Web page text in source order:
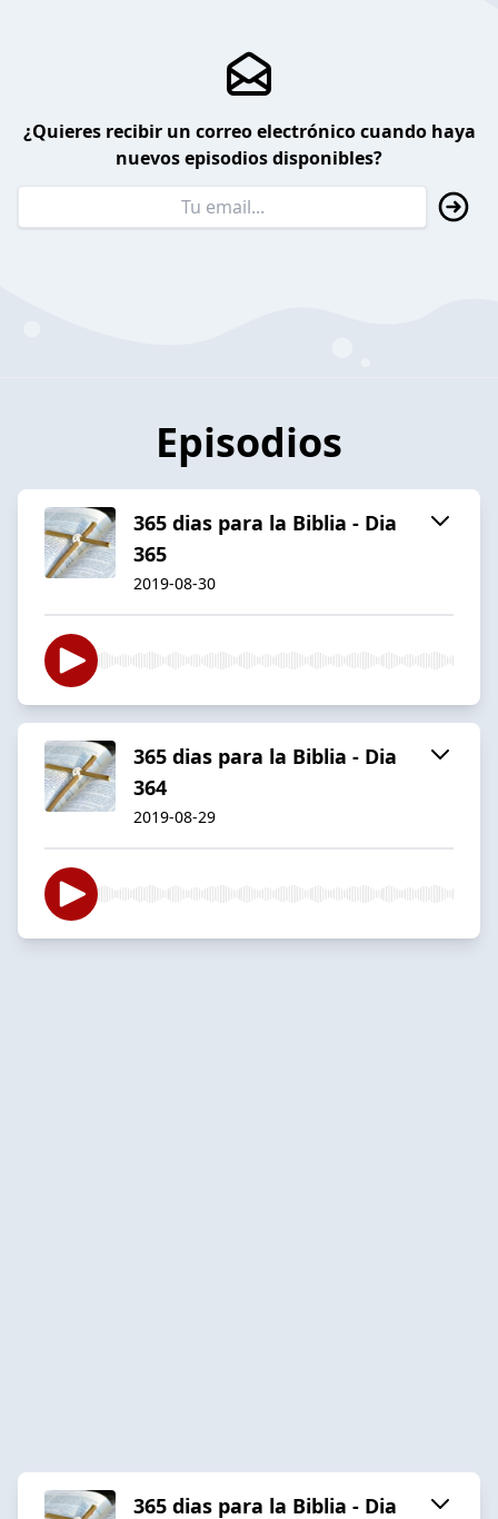
¿Quieres recibir un correo electrónico cuando haya
nuevos episodios disponibles?
Episodios
365 dias para la Biblia - Dia
365
2019-08-30
365 dias para la Biblia - Dia
364
2019-08-29
365 dias para la Biblia - Dia